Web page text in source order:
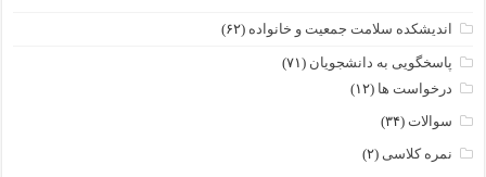
اندیشکده سلامت جمعیت و خانواده (۶۲)
پاسخگویی به دانشجویان (۷۱)
درخواست ها (۱۲)
سوالات (۳۴)
نمره کلاسی (۲)